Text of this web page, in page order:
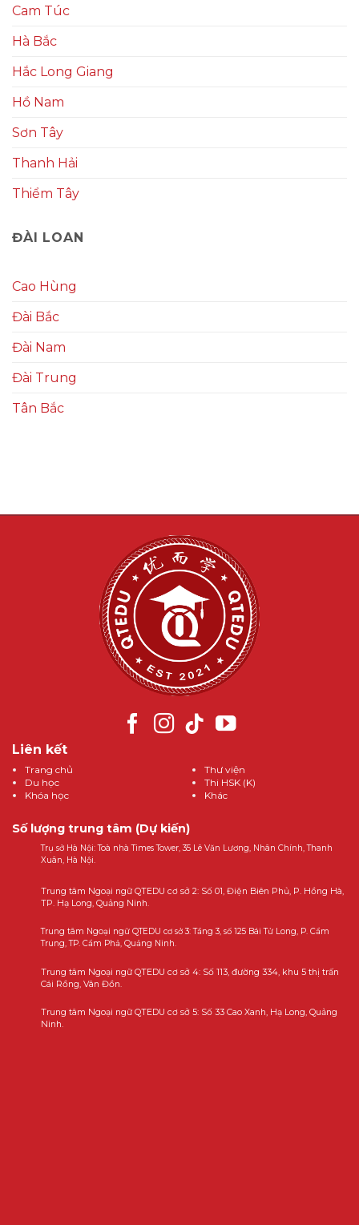
Cam Túc
Hà Bắc
Hắc Long Giang
Hồ Nam
Sơn Tây
Thanh Hải
Thiểm Tây
ĐÀI LOAN
Cao Hùng
Đài Bắc
Đài Nam
Đài Trung
Tân Bắc
Liên kết
Trang chủ
Du học
Khóa học
Thư viện
Thi HSK (K)
Khác
Số lượng trung tâm (Dự kiến)
Trụ sở Hà Nội: Toà nhà Times Tower, 35 Lê Văn Lương, Nhân Chính, Thanh
Xuân, Hà Nội.
Trung tâm Ngoại ngữ QTEDU cơ sở 2: Số 01, Điện Biên Phủ, P. Hồng Hà,
TP. Hạ Long, Quảng Ninh.
Trung tâm Ngoại ngữ QTEDU cơ sở 3: Tầng 3, số 125 Bái Tử Long, P. Cẩm
Trung, TP. Cẩm Phả, Quảng Ninh.
Trung tâm Ngoại ngữ QTEDU cơ sở 4: Số 113, đường 334, khu 5 thị trấn
Cái Rồng, Vân Đồn.
Trung tâm Ngoại ngữ QTEDU cơ sở 5: Số 33 Cao Xanh, Hạ Long, Quảng
Ninh.